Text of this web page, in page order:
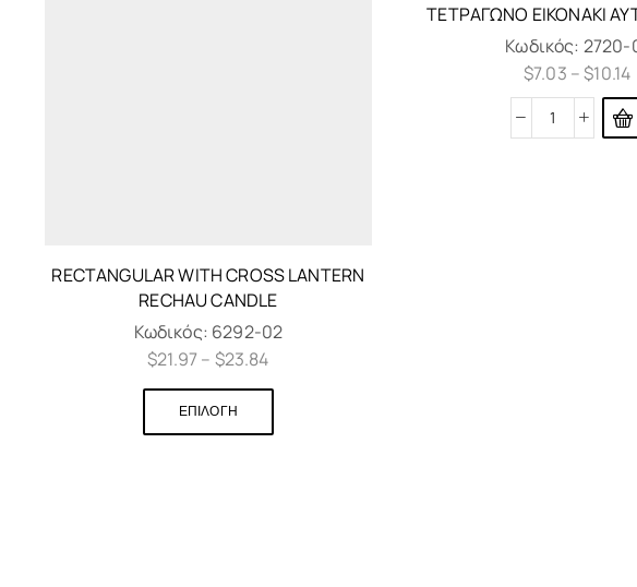
RECTANGULAR WITH CROSS LANTERN
RECHAU CANDLE
Κωδικός: 6292-02
$21.97– $23.84
ΕΠΙΛΟΓΉ
ΤΕΤΡΆΓΩΝΟ ΕΙΚΟΝΆΚΙ
Κωδικός: 2720-
$7.03 –$10.14